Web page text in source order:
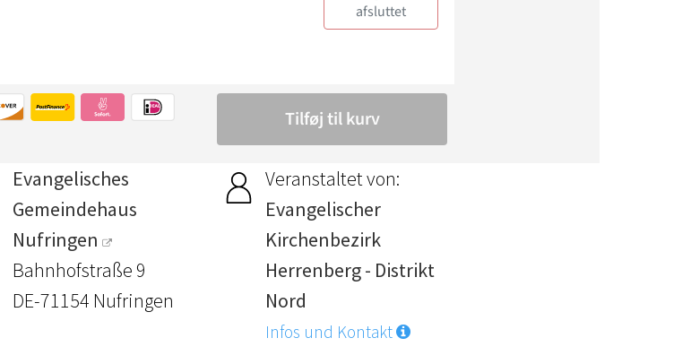
Evangelisches
Gemeindehaus
Nufringen
Bahnhofstraße 9
DE-71154 Nufringen
Veranstaltet von:
Evangelischer
Kirchenbezirk
Herrenberg - Distrikt
Nord
Infos und Kontakt